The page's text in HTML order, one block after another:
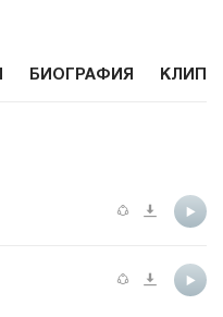
БИОГРАФИЯ КЛИПЫ